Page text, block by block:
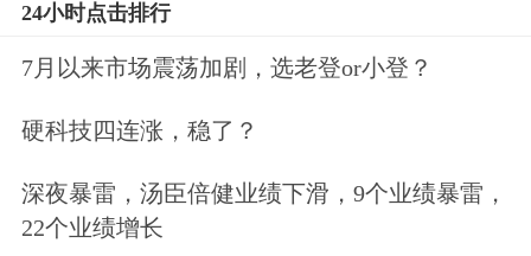
据悉，台积电
CoWoS升级为CoPoS，通过从圆形晶圆
向方形面板 切换，首条试验产线预计于
2026年启动，目标2028年底至2029年上
半年规模化量产，
24小时点击排行
7月以来市场震荡加剧，选老登or小登？
硬科技四连涨，稳了？
深夜暴雷，汤臣倍健业绩下滑，9个业绩暴雷，
22个业绩增长